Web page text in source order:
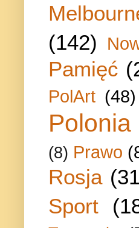
(142)
Pamięć
PolArt (48)
Polonia
(8) Prawo
Rosja
Sport